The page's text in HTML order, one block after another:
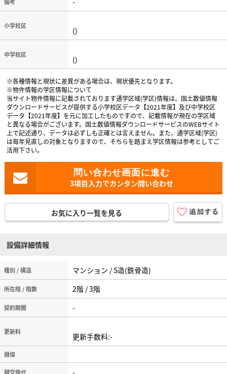
小学校区 ()
中学校区 ()
※各種情報と現状に差異がある場合は、現状優先となります。
※物件情報の学区情報について
当サイト物件情報に記載されております通学区域(学区)情報は、国土数値情報
ダウンロードサービスが提供する小学校区データ【2021年度】及び中学校区
データ【2021年度】を元に加工したものですので、記載情報が現在の学区域
と異なる場合がございます。国土数値情報ダウンロードサービスのWEBサイト
上で記述通り、データは必ずしも正確とは言えません。また、通学区域(学区)
は毎年見直しの対象となりますので、そちらを踏まえ学区情報は参考としてご
活用下さい。
3項目入力でカンタン問い合わせ
お気に入り一覧を見る
設備詳細情報
種別 / 構造 マンション / S造(鉄骨造)
所在階 / 階数 2階 / 3階
契約期間 -
更新料 更新手数料:-
損保
鍵交換代